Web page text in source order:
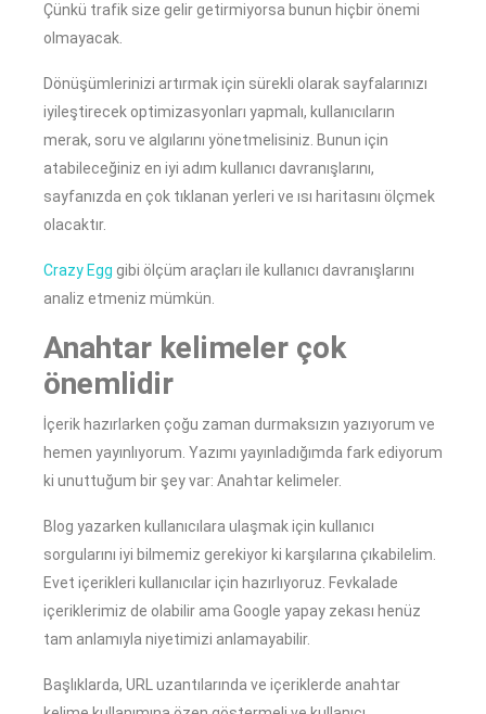
Çünkü trafik size gelir getirmiyorsa bunun hiçbir önemi
olmayacak.
Dönüşümlerinizi artırmak için sürekli olarak sayfalarınızı
iyileştirecek optimizasyonları yapmalı, kullanıcıların
merak, soru ve algılarını yönetmelisiniz. Bunun için
atabileceğiniz en iyi adım kullanıcı davranışlarını,
sayfanızda en çok tıklanan yerleri ve ısı haritasını ölçmek
olacaktır.
Crazy Egg gibi ölçüm araçları ile kullanıcı davranışlarını
analiz etmeniz mümkün.
Anahtar kelimeler çok
önemlidir
İçerik hazırlarken çoğu zaman durmaksızın yazıyorum ve
hemen yayınlıyorum. Yazımı yayınladığımda fark ediyorum
ki unuttuğum bir şey var: Anahtar kelimeler.
Blog yazarken kullanıcılara ulaşmak için kullanıcı
sorgularını iyi bilmemiz gerekiyor ki karşılarına çıkabilelim.
Evet içerikleri kullanıcılar için hazırlıyoruz. Fevkalade
içeriklerimiz de olabilir ama Google yapay zekası henüz
tam anlamıyla niyetimizi anlamayabilir.
Başlıklarda, URL uzantılarında ve içeriklerde anahtar